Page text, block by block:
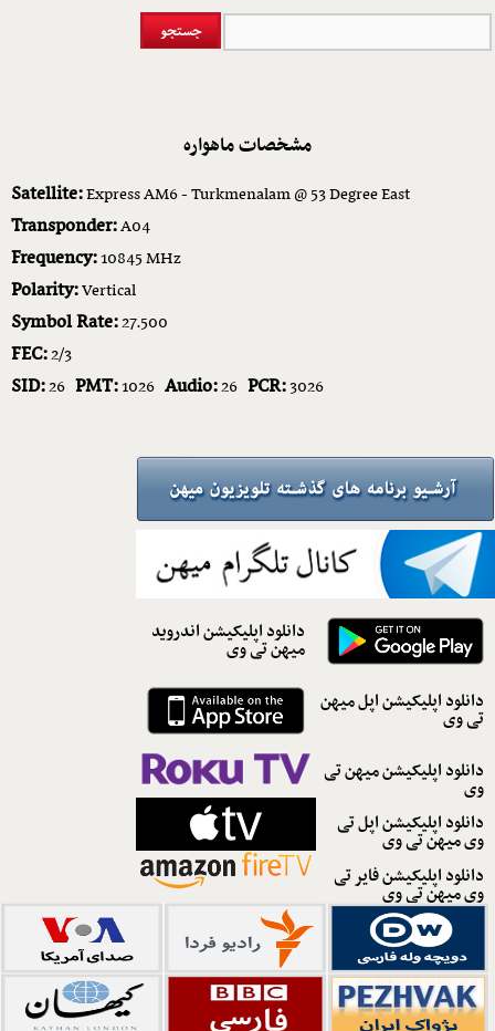
مشخصات ماهواره
Satellite:Express AM6 - Turkmenalam @ 53 Degree East
Transponder:A04
Frequency:10845 MHz
Polarity:Vertical
Symbol Rate:27.500
FEC:2/3
SID:26 PMT:1026 Audio:26 PCR:3026
دانلود اپلیکیشن اندروید
میهن تی وی
دانلود اپلیکیشن اپل میهن
تی وی
دانلود اپلیکیشن میهن تی
وی
دانلود اپلیکیشن اپل تی
وی میهن تی وی
دانلود اپلیکیشن فایر تی
وی میهن تی وی